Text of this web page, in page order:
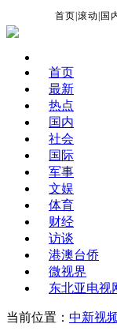
首页 |滚动 国
首页
最新
热点
国内
社会
国际
军事
文娱
体育
财经
访谈
港澳台侨
微视界
东北亚电视
当前位置： 中新视